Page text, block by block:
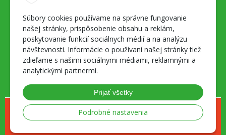
Súbory cookies používame na správne fungovanie
našej stránky, prispôsobenie obsahu a reklám,
poskytovanie funkcií sociálnych médií a na analýzu
návštevnosti. Informácie o používaní našej stránky tiež
zdieľame s našimi sociálnymi médiami, reklamnými a
analytickými partnermi.
Prijať všetky
Podrobné nastavenia
Alpenverein Slovensko
Hore-dole Derešom
Motorest Nemecká
Splav Hrona
© 2026 Geosport.sk - všetko pre milovníkov outdoor športov a skialpu •